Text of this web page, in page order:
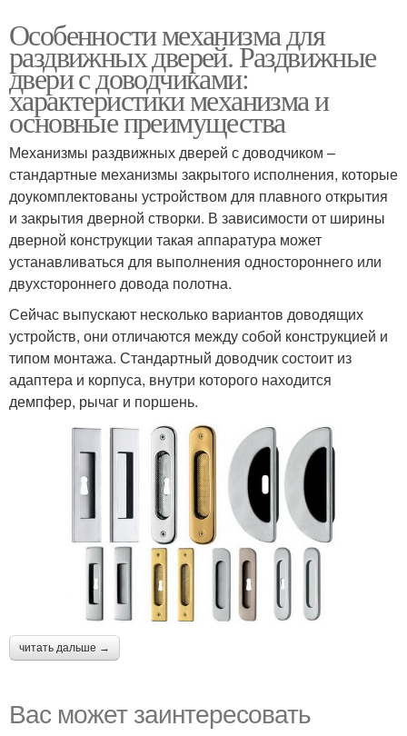
Особенности механизма для
раздвижных дверей. Раздвижные
двери с доводчиками:
характеристики механизма и
основные преимущества
Механизмы раздвижных дверей с доводчиком –
стандартные механизмы закрытого исполнения, которые
доукомплектованы устройством для плавного открытия
и закрытия дверной створки. В зависимости от ширины
дверной конструкции такая аппаратура может
устанавливаться для выполнения одностороннего или
двухстороннего довода полотна.
Сейчас выпускают несколько вариантов доводящих
устройств, они отличаются между собой конструкцией и
типом монтажа. Стандартный доводчик состоит из
адаптера и корпуса, внутри которого находится
демпфер, рычаг и поршень.
читать дальше →
Вас может заинтересовать